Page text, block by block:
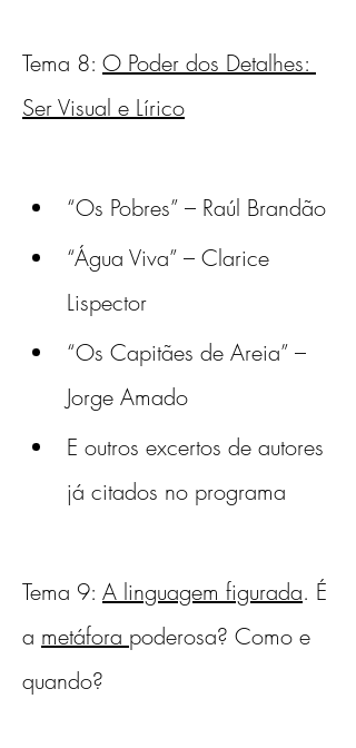
Tema 8: O Poder dos Detalhes:
Ser Visual e Lírico
“Os Pobres” – Raúl Brandão
“Água Viva” – Clarice
Lispector
“Os Capitães de Areia” –
Jorge Amado
E outros excertos de autores
já citados no programa
Tema 9: A linguagem figurada. É
a metáfora poderosa? Como e
quando?